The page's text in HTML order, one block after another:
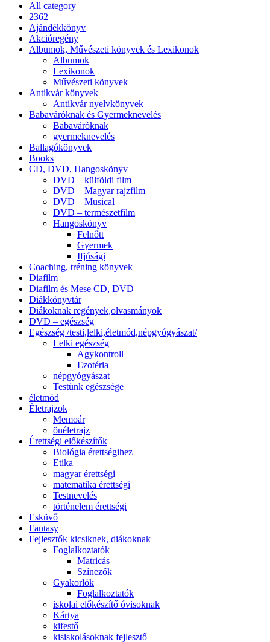
All category
2362
Ajándékkönyv
Akcióregény
Albumok, Művészeti könyvek és Lexikonok
Albumok
Lexikonok
Művészeti könyvek
Antikvár könyvek
Antikvár nyelvkönyvek
Babaváróknak és Gyermeknevelés
Babaváróknak
gyermeknevelés
Ballagókönyvek
Books
CD, DVD, Hangoskönyv
DVD – külföldi film
DVD – Magyar rajzfilm
DVD – Musical
DVD – természetfilm
Hangoskönyv
Felnőtt
Gyermek
Ifjúsági
Coaching, tréning könyvek
Diafilm
Diafilm és Mese CD, DVD
Diákkönyvtár
Diákoknak regények,olvasmányok
DVD – egészség
Egészség /testi,lelki,életmód,népgyógyászat/
Lelki egészség
Agykontroll
Ezotéria
népgyógyászat
Testünk egészsége
életmód
Életrajzok
Memoár
önéletrajz
Érettségi előkészítők
Biológia érettségihez
Etika
magyar érettségi
matematika érettségi
Testnevelés
történelem érettségi
Esküvő
Fantasy
Fejlesztők kicsiknek, diákoknak
Foglalkoztatók
Matricás
Színezők
Gyakorlók
Foglalkoztatók
iskolai előkészítő óvisoknak
Kártya
kifestő
kisiskolásoknak fejlesztő